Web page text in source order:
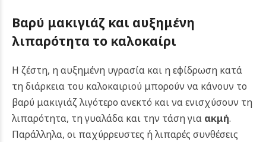
Βαρύ μακιγιάζ και αυξημένη
λιπαρότητα το καλοκαίρι
Η ζέστη, η αυξημένη υγρασία και η εφίδρωση κατά
τη διάρκεια του καλοκαιριού μπορούν να κάνουν το
βαρύ μακιγιάζ λιγότερο ανεκτό και να ενισχύσουν τη
λιπαρότητα, τη γυαλάδα και την τάση για ακμή.
Παράλληλα, οι παχύρρευστες ή λιπαρές συνθέσεις